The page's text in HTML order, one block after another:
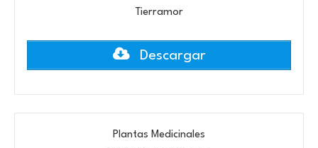
Tierramor
Descargar
Plantas Medicinales